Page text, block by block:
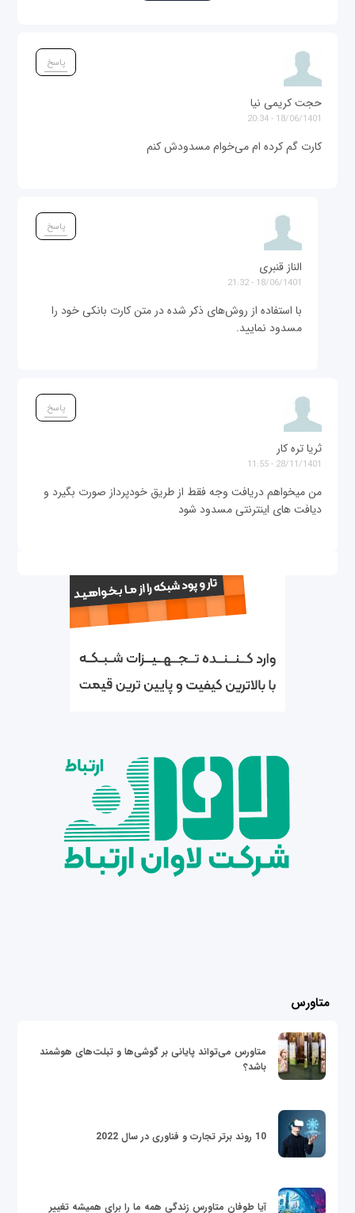
پاسخ
حجت کریمی نیا
18/06/1401 - 20:34
کارت گم کرده ام می‌خوام مسدودش کنم
پاسخ
الناز قنبری
18/06/1401 - 21:32
با استفاده از روش‌های ذکر شده در متن کارت بانکی خود را
مسدود نمایید.
پاسخ
ثریا تره کار
28/11/1401 - 11:55
من میخواهم دریافت وجه فقط از طریق خودپرداز صورت بگیرد و
دیافت های اینترنتی مسدود شود
متاورس
متاورس می‌تواند پایانی بر گوشی‌ها و تبلت‌های هوشمند
باشد؟
10 روند برتر تجارت و فناوری در سال 2022
آیا طوفان متاورس زندگی همه ما را برای همیشه تغییر